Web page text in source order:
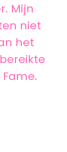
Mijn
niet
het